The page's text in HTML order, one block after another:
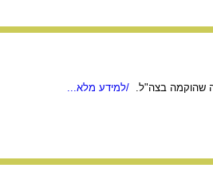
שהוקמה בצה"ל.
/למידע מלא...